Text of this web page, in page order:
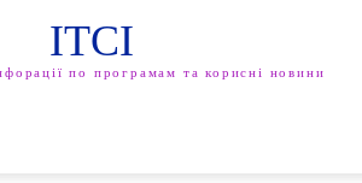
ITCI
по програмам та корисні новини